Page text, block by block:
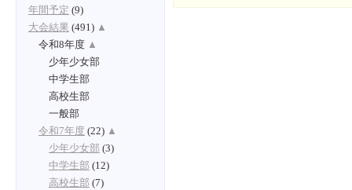
年間予定 (9)
大会結果 (491) ▲
令和8年度 ▲
少年少女部
中学生部
高校生部
一般部
令和7年度 (22) ▲
少年少女部 (3)
中学生部 (12)
高校生部 (7)